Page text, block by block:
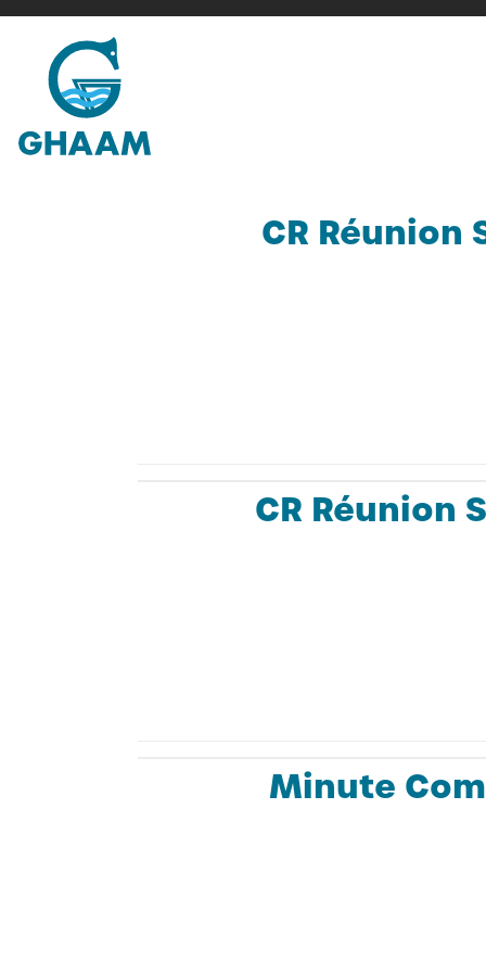
contenu
CR Réunion
CR Réunion
Minute